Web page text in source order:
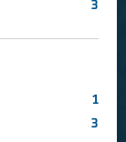
3
1
3